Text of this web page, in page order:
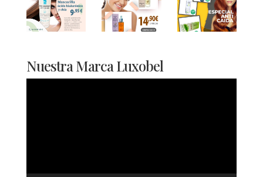
Nuestra Marca Luxobel